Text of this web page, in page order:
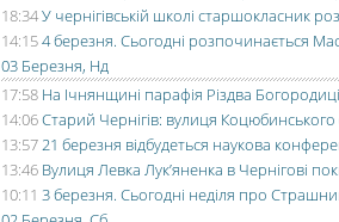
18:34У чернігівській школі старшокласник
14:154 березня. Сьогодні розпочинається
03 Березня, Нд
17:58 На Ічнянщині парафія Різдва
14:06Старий Чернігів: вулиця Коцюбинського
13:5721 березня відбудеться наукова
13:46 Вулиця Левка Лук’яненка в Чернігові
10:11 3 березня. Сьогодні неділя про